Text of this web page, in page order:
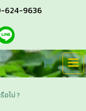
624-9636
อไม่ ?